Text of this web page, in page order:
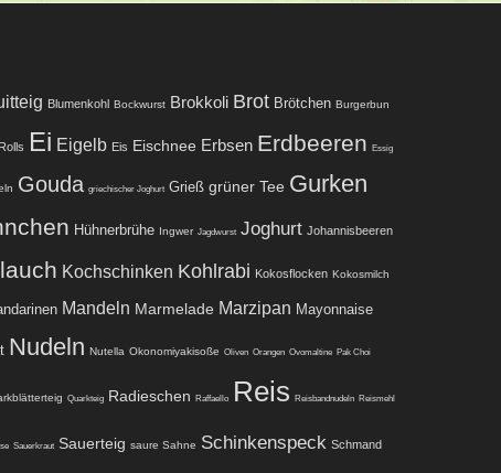
Blumenkohl Bockwurst Brokkoli Brot Brötchen Burgerbun
Ei Eigelb Eis Eischnee Erbsen Erdbeeren Essig
Gouda griechischer Joghurt Grieß grüner Tee Gurken
Hühnerbrühe Ingwer Jagdwurst Joghurt Johannisbeeren
Kochschinken Kohlrabi Kokosflocken Kokosmilch
Mandeln Marmelade Marzipan Mayonnaise
Nudeln Nutella Okonomiyakisoße Oliven Orangen Ovomaltine Pak Choi
Quarkteig Radieschen Raffaello Reis Reisbandnudeln Reismehl
Sauerkraut Sauerteig saure Sahne Schinkenspeck Schmand